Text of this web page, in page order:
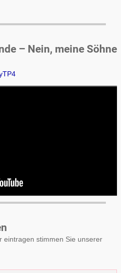
– Nein, meine Söhne
eintragen stimmen Sie unserer